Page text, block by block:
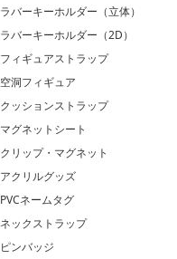
ラバーキーホルダー（立体）
ラバーキーホルダー（2D）
フィギュアストラップ
空洞フィギュア
クッションストラップ
マグネットシート
クリップ・マグネット
アクリルグッズ
PVCネームタグ
ネックストラップ
ピンバッジ